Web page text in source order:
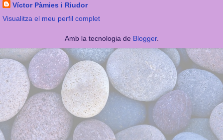
Víctor Pàmies i Riudor
Visualitza el meu perfil complet
Amb la tecnologia de Blogger.